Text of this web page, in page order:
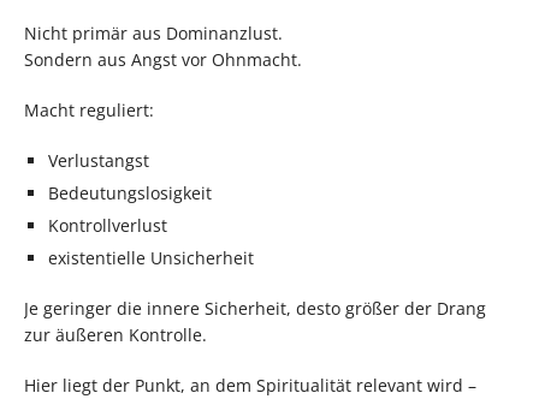
Nicht primär aus Dominanzlust.
Sondern aus Angst vor Ohnmacht.
Macht reguliert:
Verlustangst
Bedeutungslosigkeit
Kontrollverlust
existentielle Unsicherheit
Je geringer die innere Sicherheit, desto größer der Drang
zur äußeren Kontrolle.
Hier liegt der Punkt, an dem Spiritualität relevant wird –